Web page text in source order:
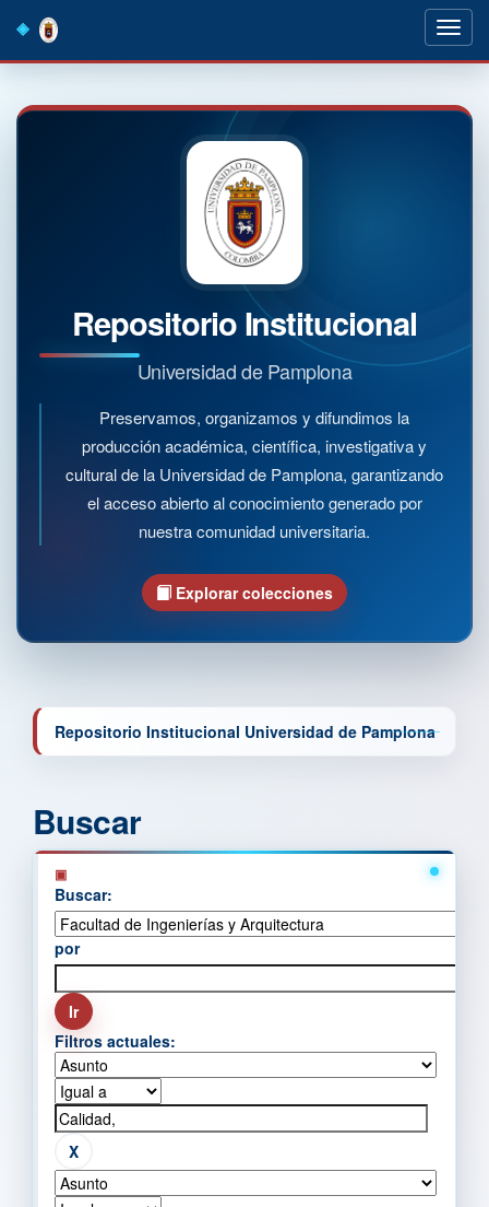
navigation
Repositorio Institucional
Universidad de Pamplona
Preservamos, organizamos y difundimos la
producción académica, científica, investigativa y
cultural de la Universidad de Pamplona, garantizando
el acceso abierto al conocimiento generado por
nuestra comunidad universitaria.
Explorar colecciones
Repositorio Institucional Universidad de Pamplona
Buscar
Buscar:
por
Filtros actuales: